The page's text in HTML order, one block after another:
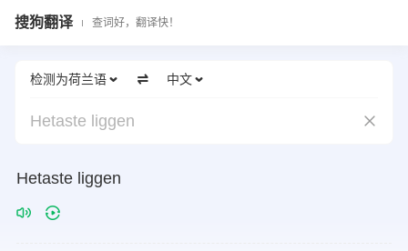
搜狗翻译 查词好，翻译快！
检测为荷兰语 中文
Hetaste liggen
Hetaste liggen